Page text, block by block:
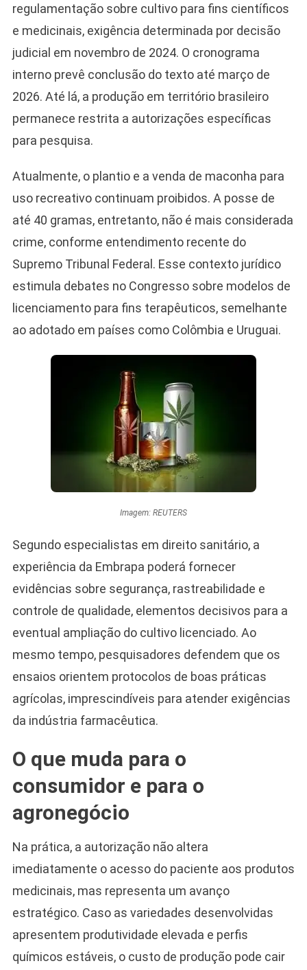
regulamentação sobre cultivo para fins científicos
e medicinais, exigência determinada por decisão
judicial em novembro de 2024. O cronograma
interno prevê conclusão do texto até março de
2026. Até lá, a produção em território brasileiro
permanece restrita a autorizações específicas
para pesquisa.
Atualmente, o plantio e a venda de maconha para
uso recreativo continuam proibidos. A posse de
até 40 gramas, entretanto, não é mais considerada
crime, conforme entendimento recente do
Supremo Tribunal Federal. Esse contexto jurídico
estimula debates no Congresso sobre modelos de
licenciamento para fins terapêuticos, semelhante
ao adotado em países como Colômbia e Uruguai.
Imagem: REUTERS
Segundo especialistas em direito sanitário, a
experiência da Embrapa poderá fornecer
evidências sobre segurança, rastreabilidade e
controle de qualidade, elementos decisivos para a
eventual ampliação do cultivo licenciado. Ao
mesmo tempo, pesquisadores defendem que os
ensaios orientem protocolos de boas práticas
agrícolas, imprescindíveis para atender exigências
da indústria farmacêutica.
O que muda para o
consumidor e para o
agronegócio
Na prática, a autorização não altera
imediatamente o acesso do paciente aos produtos
medicinais, mas representa um avanço
estratégico. Caso as variedades desenvolvidas
apresentem produtividade elevada e perfis
químicos estáveis, o custo de produção pode cair